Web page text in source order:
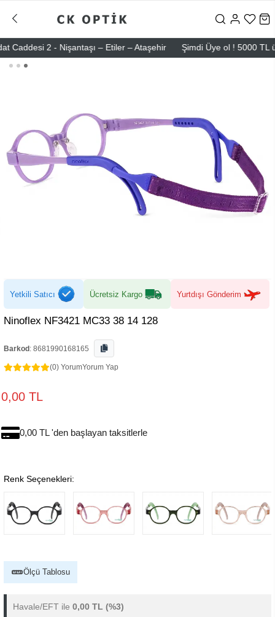
2 - Nişantaşı – Etiler – Ataşehir Şimdi Üye ol ! 5000 TL
Yetkili Satıcı Ücretsiz Kargo Yurtdışı Gönderim
Ninoflex NF3421 MC33 38 14 128
Barkod : 8681990168165
(0) YorumYorum Yap
0,00 TL
0,00 TL 'den başlayan taksitlerle
Renk Seçenekleri:
Ölçü Tablosu
Havale/EFT ile 0,00 TL (%3)